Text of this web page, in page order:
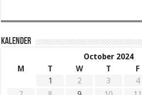
KALENDER
October 2024
M
T W T F
1
2 3 4